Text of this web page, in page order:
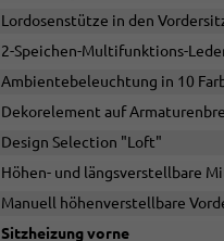
Lordosenstütze in den
2-Speichen-Multifunktions-
Ambientebeleuchtung in 10
Dekorelement auf
Design Selection "Loft"
Höhen- und längsverstellbare
Manuell höhenverstellbare
Sitzheizung vorne